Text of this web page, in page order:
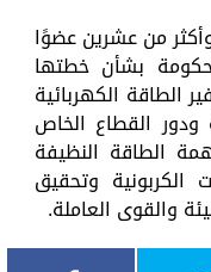
من عشرين عضوًا
بشأن خطتها
الطاقة الكهربائية
ودور القطاع الخاص
الطاقة النظيفة
الكربونية وتحقيق
والقوى العاملة.